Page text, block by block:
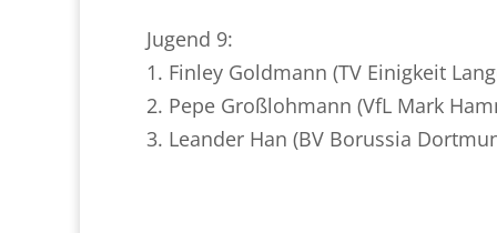
Jugend 9:
1. Finley Goldmann (TV Einigkeit
2. Pepe Großlohmann (VfL Mark
3. Leander Han (BV Borussia